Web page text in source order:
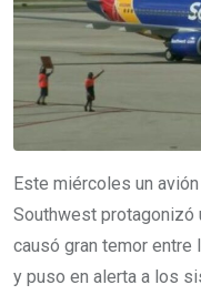
Este miércoles un
Southwest protagonizó
causó gran temor entre
y puso en alerta a los